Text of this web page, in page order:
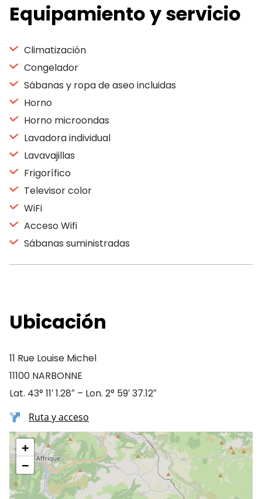
Equipamiento y servicio
Climatización
Congelador
Sábanas y ropa de aseo incluidas
Horno
Horno microondas
Lavadora individual
Lavavajillas
Frigorífico
Televisor color
WiFi
Acceso Wifi
Sábanas suministradas
Ubicación
11 Rue Louise Michel
11100 NARBONNE
Lat. 43° 11′ 1.28″ – Lon. 2° 59′ 37.12″
Ruta y acceso
+
−